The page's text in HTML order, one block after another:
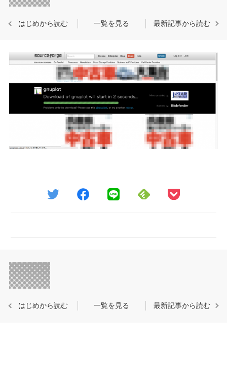
はじめから読む 一覧を見る 最新記事から読む
はじめから読む 一覧を見る 最新記事から読む